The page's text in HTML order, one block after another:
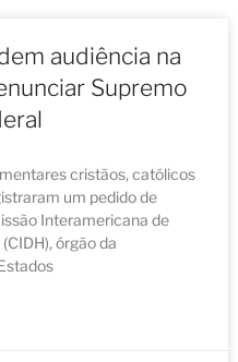
audiência na
Supremo
cristãos, católicos
um pedido de
Interamericana de
órgão da